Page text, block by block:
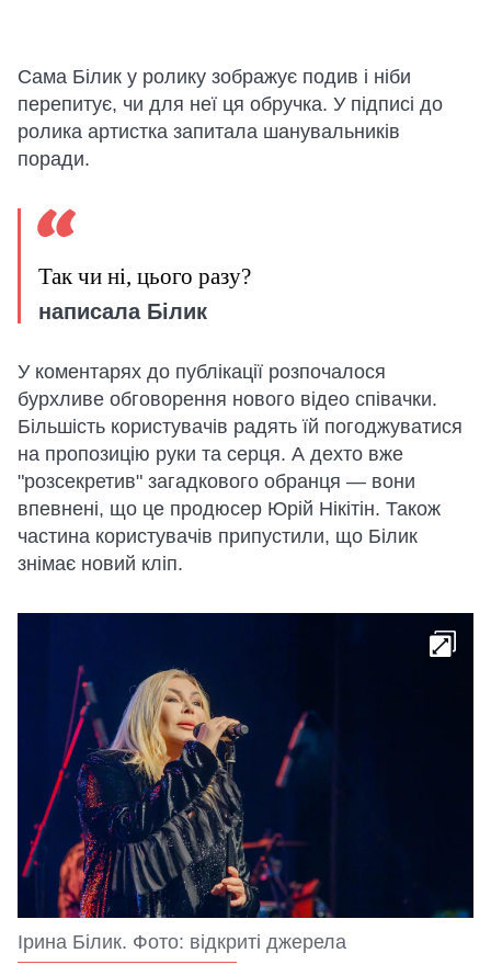
Сама Білик у ролику зображує подив і ніби
перепитує, чи для неї ця обручка. У підписі до
ролика артистка запитала шанувальників
поради.
Так чи ні, цього разу?
написала Білик
У коментарях до публікації розпочалося
бурхливе обговорення нового відео співачки.
Більшість користувачів радять їй погоджуватися
на пропозицію руки та серця. А дехто вже
"розсекретив" загадкового обранця — вони
впевнені, що це продюсер Юрій Нікітін. Також
частина користувачів припустили, що Білик
знімає новий кліп.
Ірина Білик. Фото: відкриті джерела